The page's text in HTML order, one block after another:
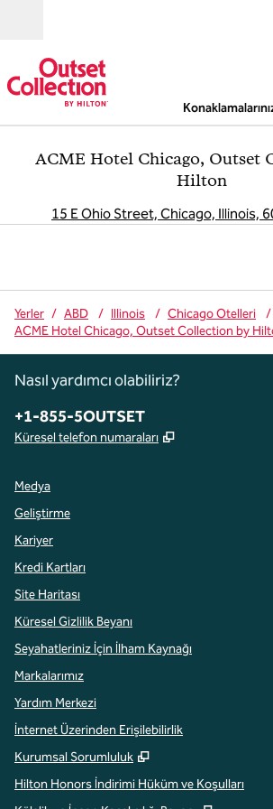
ACME Hotel Chicago, Outset
Hilton
15 E Ohio Street, Chicago, Illinois,
Yerler / ABD / Illinois / Chicago Otelleri
/
ACME Hotel Chicago, Outset Collection by
Nasıl yardımcı olabiliriz?
Telefon:
+1-855-5OUTSET
Küresel telefon numaraları ,
Medya
Geliştirme
Kariyer
Kredi Kartları
Site Haritası
Küresel Gizlilik Beyanı
Seyahatleriniz İçin İlham Kaynağı
Markalarımız
Yardım Merkezi
İnternet Üzerinden Erişilebilirlik
Kurumsal Sorumluluk
,
Hilton Honors İndirimi Hüküm ve Koşulları